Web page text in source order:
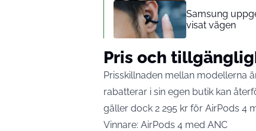
Samsung
visat vägen
Pris och
Prisskillnaden mellan modellerna
rabatterar i sin egen butik kan
gäller dock 2 295 kr för AirPods 4
Vinnare: AirPods 4 med ANC